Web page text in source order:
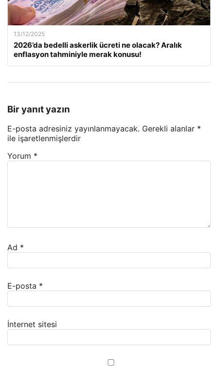
13/12/2025
2026’da bedelli askerlik ücreti ne olacak? Aralık
enflasyon tahminiyle merak konusu!
Bir yanıt yazın
E-posta adresiniz yayınlanmayacak. Gerekli alanlar *
ile işaretlenmişlerdir
Yorum *
Ad *
E-posta *
İnternet sitesi